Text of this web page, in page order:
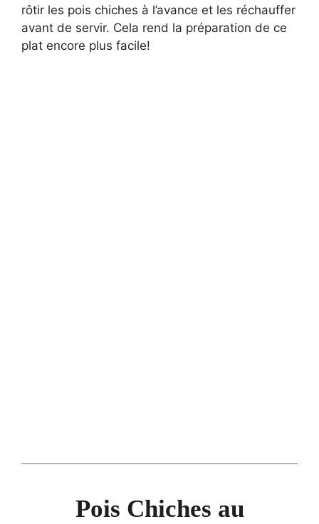
rôtir les pois chiches à l’avance et les réchauffer
avant de servir. Cela rend la préparation de ce
plat encore plus facile!
Pois Chiches au